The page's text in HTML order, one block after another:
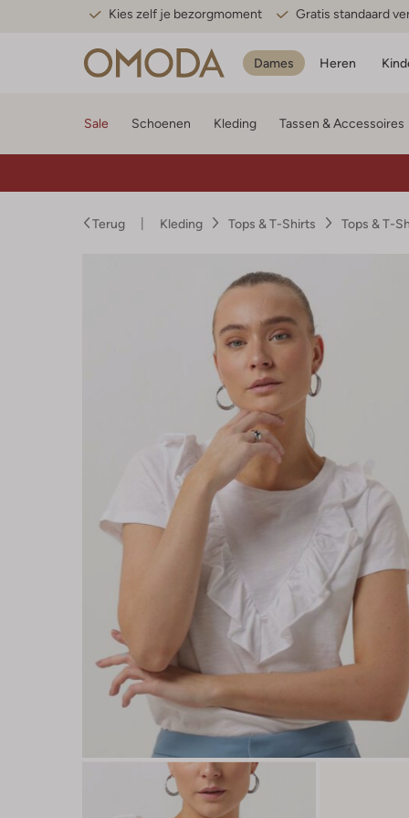
Kies zelf je bezorgmoment Gratis standaard
Dames Heren
Sale Schoenen Kleding Tassen & Accessoires
Terug Kleding Tops & T-Shirts Tops & T-